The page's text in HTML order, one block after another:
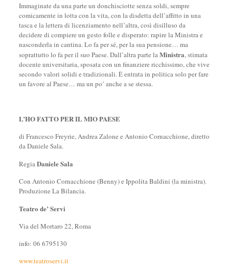
Immaginate da una parte un donchisciotte senza soldi, sempre
comicamente in lotta con la vita, con la disdetta dell’affitto in una
tasca e la lettera di licenziamento nell’altra, così disilluso da
decidere di compiere un gesto folle e disperato: rapire la Ministra e
nasconderla in cantina. Lo fa per sé, per la sua pensione… ma
soprattutto lo fa per il suo Paese. Dall’altra parte la Ministra, stimata
docente universitaria, sposata con un finanziere ricchissimo, che vive
secondo valori solidi e tradizionali. È entrata in politica solo per fare
un favore al Paese… ma un po’ anche a se stessa.
L’HO FATTO PER IL MIO PAESE
di Francesco Freyrie, Andrea Zalone e Antonio Cornacchione, diretto
da Daniele Sala.
Regia Daniele Sala
Con Antonio Cornacchione (Benny) e Ippolita Baldini (la ministra).
Produzione La Bilancia.
Teatro de’ Servi
Via del Mortaro 22, Roma
info: 06 6795130
www.teatroservi.it